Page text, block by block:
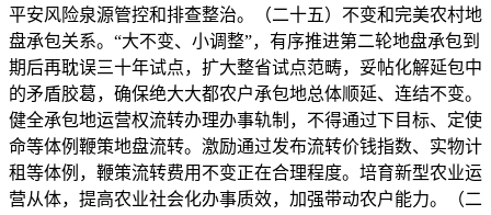
平安风险泉源管控和排查整治。（二十五）不变和完美农村地
盘承包关系。“大不变、小调整”，有序推进第二轮地盘承包到
期后再耽误三十年试点，扩大整省试点范畴，妥帖化解延包中
的矛盾胶葛，确保绝大大都农户承包地总体顺延、连结不变。
健全承包地运营权流转办理办事轨制，不得通过下目标、定使
命等体例鞭策地盘流转。激励通过发布流转价钱指数、实物计
租等体例，鞭策流转费用不变正在合理程度。培育新型农业运
营从体，提高农业社会化办事质效，加强带动农户能力。（二